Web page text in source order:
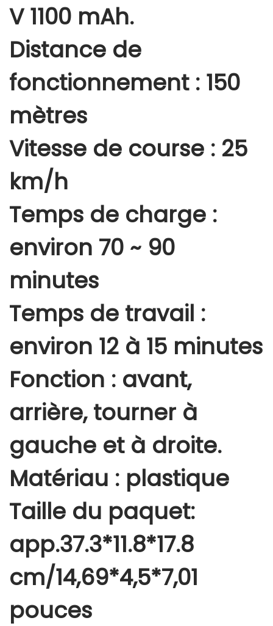
V 1100 mAh.
Distance de
fonctionnement : 150
mètres
Vitesse de course : 25
km/h
Temps de charge :
environ 70 ~ 90
minutes
Temps de travail :
environ 12 à 15 minutes
Fonction : avant,
arrière, tourner à
gauche et à droite.
Matériau : plastique
Taille du paquet:
app.37.3*11.8*17.8
cm/14,69*4,5*7,01
pouces